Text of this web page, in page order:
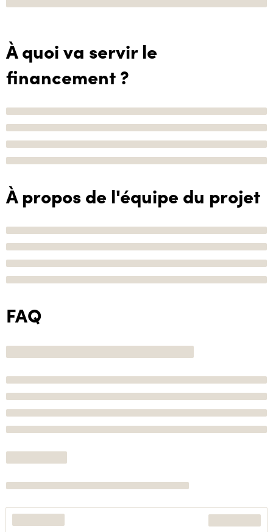
À quoi va servir le
financement ?
À propos de l'équipe du projet
FAQ